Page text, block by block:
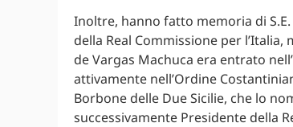
Inoltre, hanno fatto memoria di
della Real Commissione per
de Vargas Machuca era entrato
attivamente nell’Ordine
Borbone delle Due Sicilie, che lo
successivamente Presidente della